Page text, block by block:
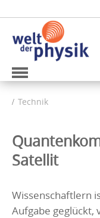
Technik
Satellit
Wissenschaftlern
Aufgabe geglückt,